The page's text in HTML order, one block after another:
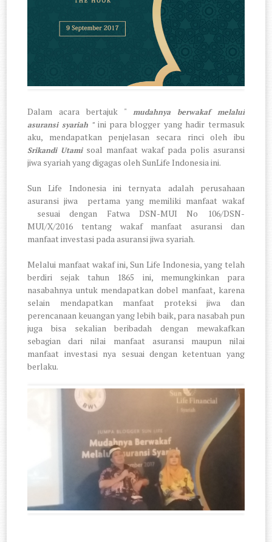
Dalam acara bertajuk " mudahnya berwakaf melalui
asuransi syariah " ini para blogger yang hadir termasuk
aku, mendapatkan penjelasan secara rinci oleh ibu
Srikandi Utamisoal manfaat wakaf pada polis asuransi
jiwa syariah yang digagas oleh SunLife Indonesia ini.
Sun Life Indonesia ini ternyata adalah perusahaan
asuransi jiwa pertama yang memiliki manfaat wakaf
sesuai dengan Fatwa DSN-MUI No 106/DSN-
MUI/X/2016 tentang wakaf manfaat asuransi dan
manfaat investasi pada asuransi jiwa syariah.
Melalui manfaat wakaf ini, Sun Life Indonesia, yang telah
berdiri sejak tahun 1865 ini, memungkinkan para
nasabahnya untuk mendapatkan dobel manfaat, karena
selain mendapatkan manfaat proteksi jiwa dan
perencanaan keuangan yang lebih baik, para nasabah pun
juga bisa sekalian beribadah dengan mewakafkan
sebagian dari nilai manfaat asuransi maupun nilai
manfaat investasi nya sesuai dengan ketentuan yang
berlaku.